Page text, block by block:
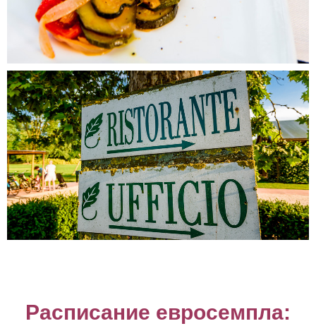
Расписание евросемпла: